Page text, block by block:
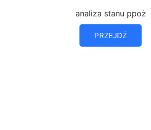
analiza stanu ppoż
PRZEJDŹ